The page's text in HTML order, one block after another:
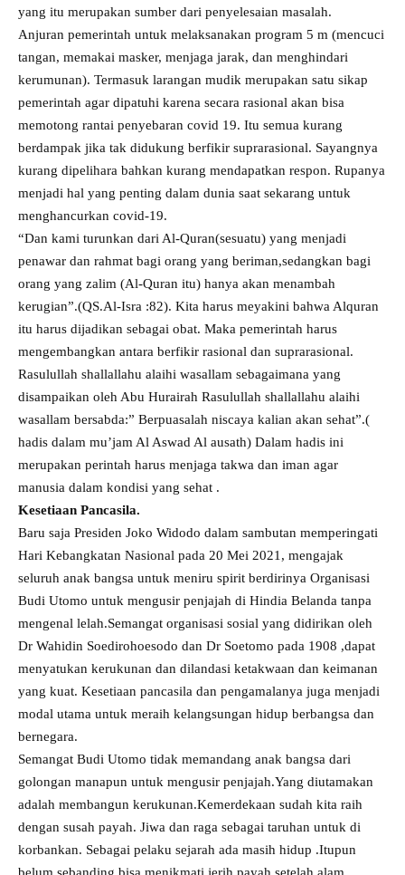
yang itu merupakan sumber dari penyelesaian masalah.
Anjuran pemerintah untuk melaksanakan program 5 m (mencuci
tangan, memakai masker, menjaga jarak, dan menghindari
kerumunan). Termasuk larangan mudik merupakan satu sikap
pemerintah agar dipatuhi karena secara rasional akan bisa
memotong rantai penyebaran covid 19. Itu semua kurang
berdampak jika tak didukung berfikir suprarasional. Sayangnya
kurang dipelihara bahkan kurang mendapatkan respon. Rupanya
menjadi hal yang penting dalam dunia saat sekarang untuk
menghancurkan covid-19.
“Dan kami turunkan dari Al-Quran(sesuatu) yang menjadi
penawar dan rahmat bagi orang yang beriman,sedangkan bagi
orang yang zalim (Al-Quran itu) hanya akan menambah
kerugian”.(QS.Al-Isra :82). Kita harus meyakini bahwa Alquran
itu harus dijadikan sebagai obat. Maka pemerintah harus
mengembangkan antara berfikir rasional dan suprarasional.
Rasulullah shallallahu alaihi wasallam sebagaimana yang
disampaikan oleh Abu Hurairah Rasulullah shallallahu alaihi
wasallam bersabda:” Berpuasalah niscaya kalian akan sehat”.(
hadis dalam mu’jam Al Aswad Al ausath) Dalam hadis ini
merupakan perintah harus menjaga takwa dan iman agar
manusia dalam kondisi yang sehat .
Kesetiaan Pancasila.
Baru saja Presiden Joko Widodo dalam sambutan memperingati
Hari Kebangkatan Nasional pada 20 Mei 2021, mengajak
seluruh anak bangsa untuk meniru spirit berdirinya Organisasi
Budi Utomo untuk mengusir penjajah di Hindia Belanda tanpa
mengenal lelah.Semangat organisasi sosial yang didirikan oleh
Dr Wahidin Soedirohoesodo dan Dr Soetomo pada 1908 ,dapat
menyatukan kerukunan dan dilandasi ketakwaan dan keimanan
yang kuat. Kesetiaan pancasila dan pengamalanya juga menjadi
modal utama untuk meraih kelangsungan hidup berbangsa dan
bernegara.
Semangat Budi Utomo tidak memandang anak bangsa dari
golongan manapun untuk mengusir penjajah.Yang diutamakan
adalah membangun kerukunan.Kemerdekaan sudah kita raih
dengan susah payah. Jiwa dan raga sebagai taruhan untuk di
korbankan. Sebagai pelaku sejarah ada masih hidup .Itupun